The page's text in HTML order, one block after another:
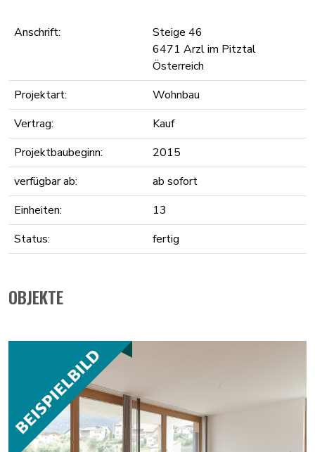
Anschrift:
Steige 46
6471 Arzl im Pitztal
Österreich
Projektart:
Wohnbau
Vertrag:
Kauf
Projektbaubeginn:
2015
verfügbar ab:
ab sofort
Einheiten:
13
Status:
fertig
OBJEKTE